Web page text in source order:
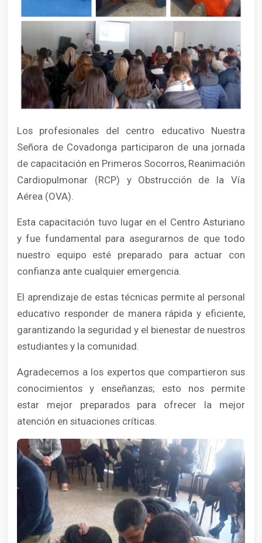
Los profesionales del centro educativo Nuestra
Señora de Covadonga participaron de una jornada
de capacitación en Primeros Socorros, Reanimación
Cardiopulmonar (RCP) y Obstrucción de la Vía
Aérea (OVA).
Esta capacitación tuvo lugar en el Centro Asturiano
y fue fundamental para asegurarnos de que todo
nuestro equipo esté preparado para actuar con
confianza ante cualquier emergencia.
El aprendizaje de estas técnicas permite al personal
educativo responder de manera rápida y eficiente,
garantizando la seguridad y el bienestar de nuestros
estudiantes y la comunidad.
Agradecemos a los expertos que compartieron sus
conocimientos y enseñanzas; esto nos permite
estar mejor preparados para ofrecer la mejor
atención en situaciones críticas.